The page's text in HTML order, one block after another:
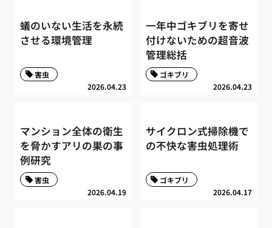
蟻のいない生活を永続
させる環境管理
2026.04.23
害虫
一年中ゴキブリを寄せ
付けないための超音波
管理総括
2026.04.23
ゴキブリ
マンション全体の衛生
を脅かすアリの巣の事
例研究
2026.04.19
害虫
サイクロン式掃除機で
の不快な害虫処理術
2026.04.17
ゴキブリ